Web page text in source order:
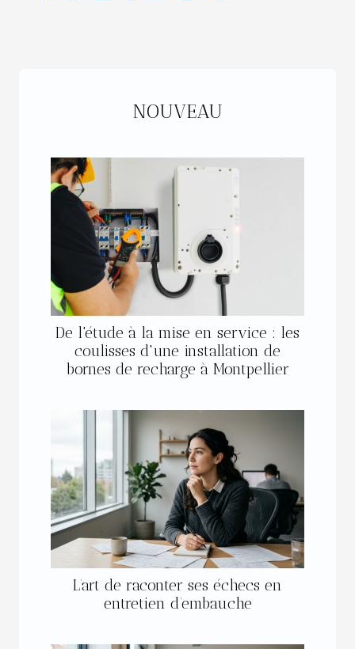
NOUVEAU
De l'étude à la mise en service : les
coulisses d'une installation de
bornes de recharge à Montpellier
L’art de raconter ses échecs en
entretien d’embauche